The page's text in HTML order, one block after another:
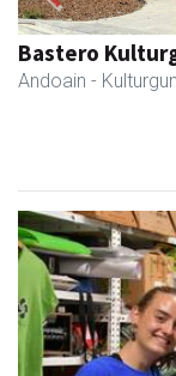
Bastero
Andoain -
Previous